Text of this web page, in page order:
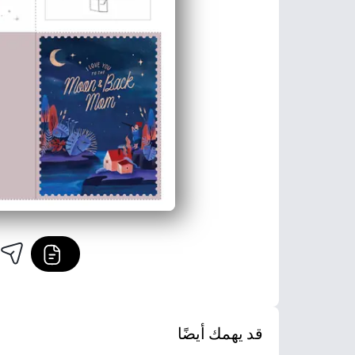
قد يهمك أيضًا